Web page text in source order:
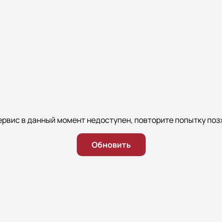
в данный момент недоступен, повторите попытку
Обновить